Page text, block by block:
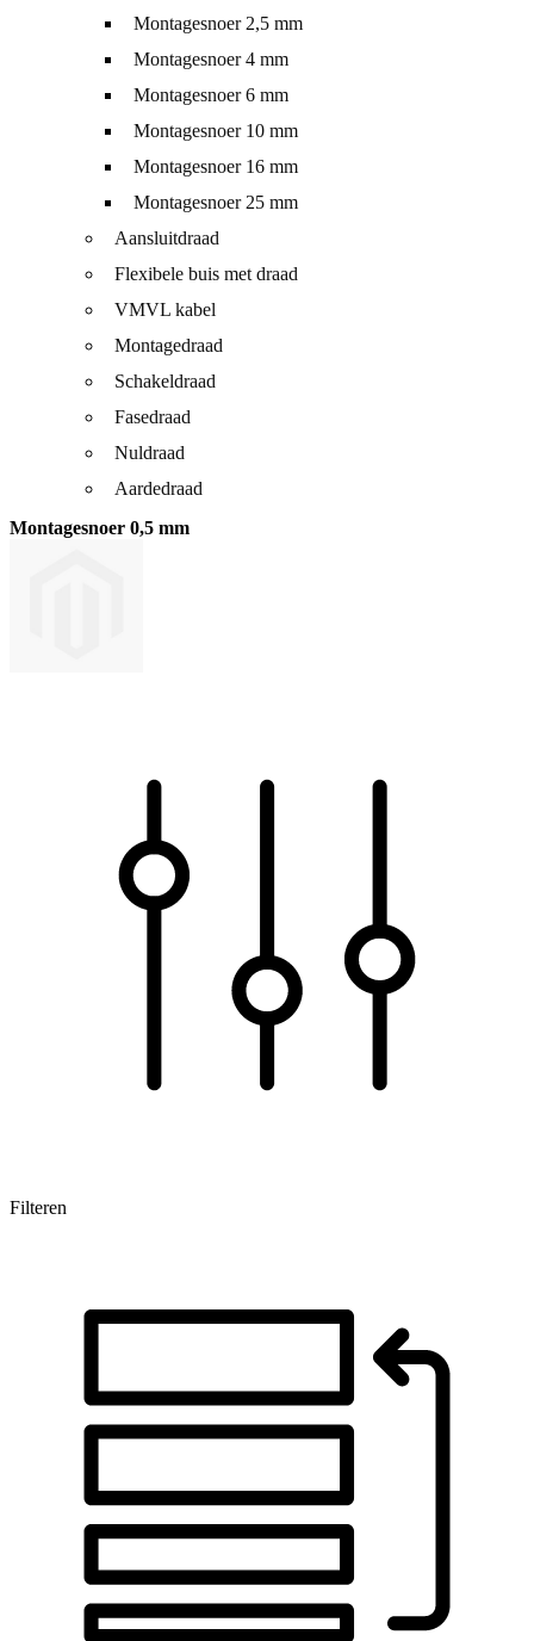
Montagesnoer 2,5 mm
Montagesnoer 4 mm
Montagesnoer 6 mm
Montagesnoer 10 mm
Montagesnoer 16 mm
Montagesnoer 25 mm
Aansluitdraad
Flexibele buis met draad
VMVL kabel
Montagedraad
Schakeldraad
Fasedraad
Nuldraad
Aardedraad
Montagesnoer 0,5 mm
Filteren